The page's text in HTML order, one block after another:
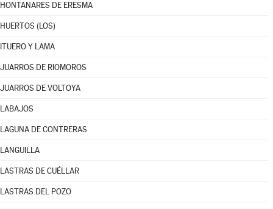
HONTANARES DE ERESMA
HUERTOS (LOS)
ITUERO Y LAMA
JUARROS DE RIOMOROS
JUARROS DE VOLTOYA
LABAJOS
LAGUNA DE CONTRERAS
LANGUILLA
LASTRAS DE CUÉLLAR
LASTRAS DEL POZO